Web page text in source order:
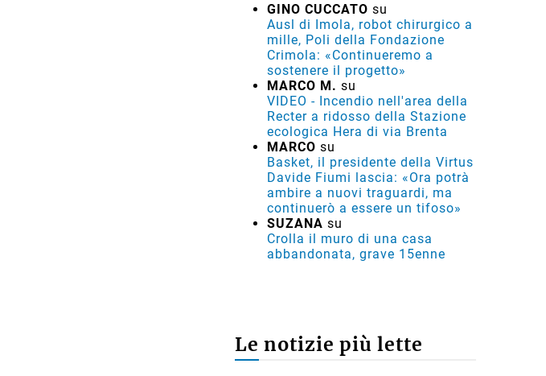
GINO CUCCATO su
Ausl di Imola, robot chirurgico a
mille, Poli della Fondazione
Crimola: «Continueremo a
sostenere il progetto»
MARCO M. su
VIDEO - Incendio nell'area della
Recter a ridosso della Stazione
ecologica Hera di via Brenta
MARCO su
Basket, il presidente della Virtus
Davide Fiumi lascia: «Ora potrà
ambire a nuovi traguardi, ma
continuerò a essere un tifoso»
SUZANA su
Crolla il muro di una casa
abbandonata, grave 15enne
Le notizie più lette